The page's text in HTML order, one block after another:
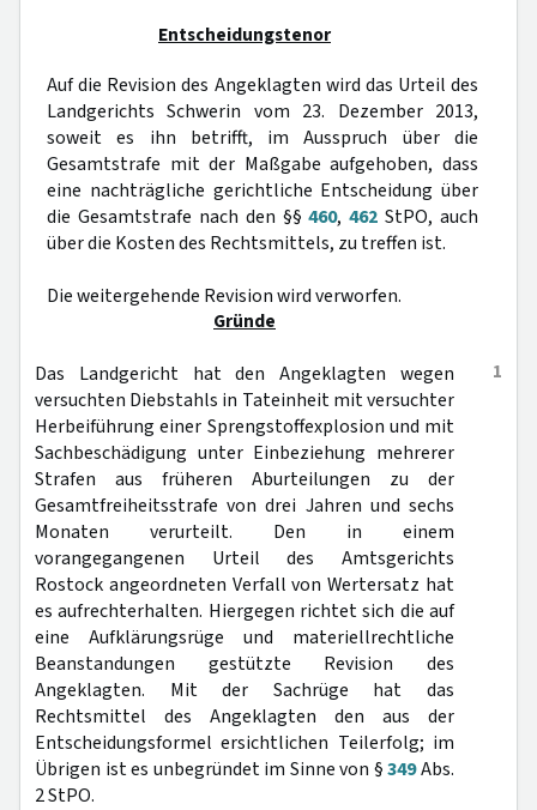
Entscheidungstenor
Auf die Revision des Angeklagten wird das Urteil des
Landgerichts Schwerin vom 23. Dezember 2013,
soweit es ihn betrifft, im Ausspruch über die
Gesamtstrafe mit der Maßgabe aufgehoben, dass
eine nachträgliche gerichtliche Entscheidung über
die Gesamtstrafe nach den §§460,462 StPO, auch
über die Kosten des Rechtsmittels, zu treffen ist.
Die weitergehende Revision wird verworfen.
Gründe
1
Das Landgericht hat den Angeklagten wegen
versuchten Diebstahls in Tateinheit mit versuchter
Herbeiführung einer Sprengstoffexplosion und mit
Sachbeschädigung unter Einbeziehung mehrerer
Strafen aus früheren Aburteilungen zu der
Gesamtfreiheitsstrafe von drei Jahren und sechs
Monaten verurteilt. Den in einem
vorangegangenen Urteil des Amtsgerichts
Rostock angeordneten Verfall von Wertersatz hat
es aufrechterhalten. Hiergegen richtet sich die auf
eine Aufklärungsrüge und materiellrechtliche
Beanstandungen gestützte Revision des
Angeklagten. Mit der Sachrüge hat das
Rechtsmittel des Angeklagten den aus der
Entscheidungsformel ersichtlichen Teilerfolg; im
Übrigen ist es unbegründet im Sinne von §349Abs.
2 StPO.